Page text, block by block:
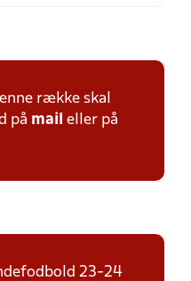
række skal
på mail eller på
23-24